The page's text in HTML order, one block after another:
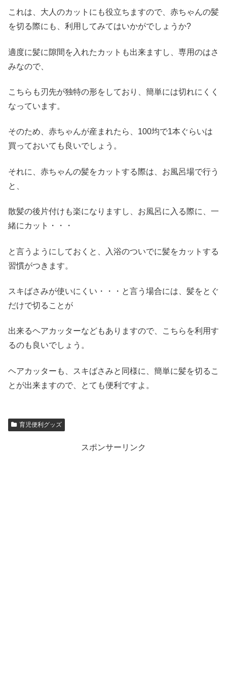
これは、大人のカットにも役立ちますので、赤ちゃんの髪
を切る際にも、利用してみてはいかがでしょうか?
適度に髪に隙間を入れたカットも出来ますし、専用のはさ
みなので、
こちらも刃先が独特の形をしており、簡単には切れにくく
なっています。
そのため、赤ちゃんが産まれたら、100均で1本ぐらいは
買っておいても良いでしょう。
それに、赤ちゃんの髪をカットする際は、お風呂場で行う
と、
散髪の後片付けも楽になりますし、お風呂に入る際に、一
緒にカット・・・
と言うようにしておくと、入浴のついでに髪をカットする
習慣がつきます。
スキばさみが使いにくい・・・と言う場合には、髪をとぐ
だけで切ることが
出来るヘアカッターなどもありますので、こちらを利用す
るのも良いでしょう。
ヘアカッターも、スキばさみと同様に、簡単に髪を切るこ
とが出来ますので、とても便利ですよ。
育児便利グッズ
スポンサーリンク